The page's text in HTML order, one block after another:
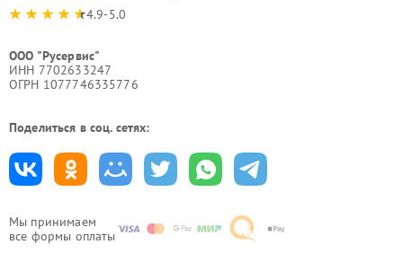
Мы принимаем
все формы оплаты
4.9-5.0
ООО "Русервис"
ИНН 7702633247
ОГРН 1077746335776
Поделиться в соц. сетях: